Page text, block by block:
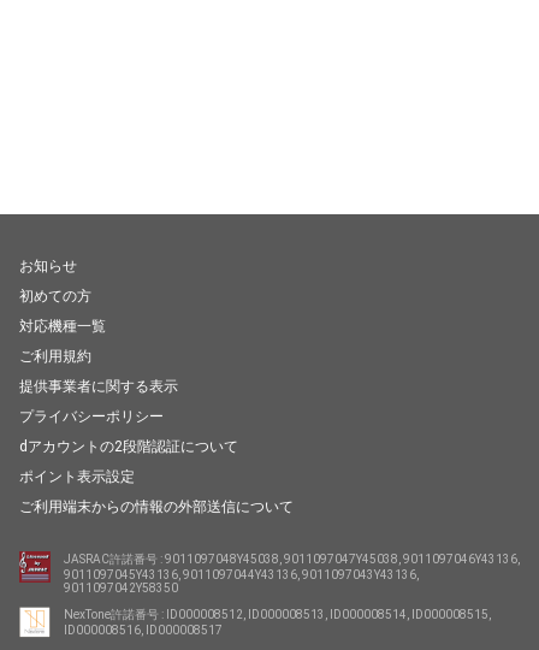
お知らせ
初めての方
対応機種一覧
ご利用規約
提供事業者に関する表示
プライバシーポリシー
dアカウントの2段階認証について
ポイント表示設定
ご利用端末からの情報の外部送信について
JASRAC許諾番号 : 9011097048Y45038, 9011097047Y45038, 9011097046Y43136,
9011097045Y43136, 9011097044Y43136, 9011097043Y43136,
9011097042Y58350
NexTone許諾番号 : ID000008512, ID000008513, ID000008514, ID000008515,
ID000008516, ID000008517